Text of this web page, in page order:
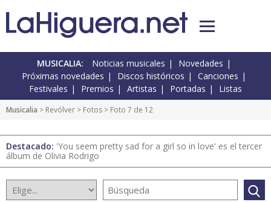
MUSICALIA: Noticias musicales
Novedades
Próximas novedades
Discos históricos
Canciones
Festivales
Premios Artistas Portadas Listas
Musicalia > Revólver > Fotos > Foto 7 de 12
Destacado: 'You seem pretty sad for a girl so in love' es el tercer
álbum de Olivia Rodrigo